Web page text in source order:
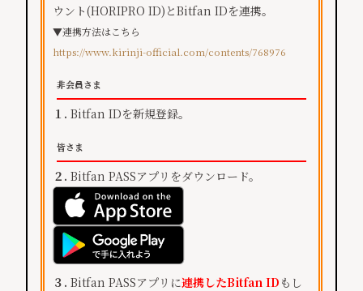
ウント(HORIPRO ID)とBitfan IDを連携。
▼連携方法はこちら
https://www.kirinji-official.com/contents/768976
非会員さま
１. Bitfan IDを新規登録。
皆さま
２. Bitfan PASSアプリをダウンロード。
３. Bitfan PASSアプリに連携したBitfan ID もし